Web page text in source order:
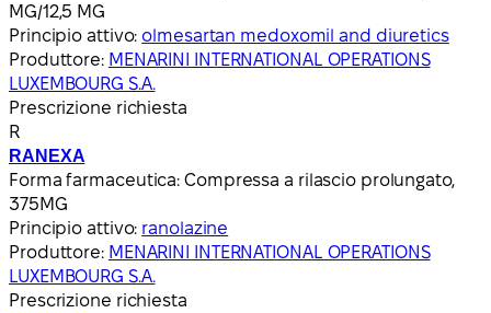
MG/12,5 MG
Principio attivo: olmesartan medoxomil and diuretics
Produttore: MENARINI INTERNATIONAL OPERATIONS
LUXEMBOURG S.A.
Prescrizione richiesta
R
RANEXA
Forma farmaceutica: Compressa a rilascio prolungato,
375MG
Principio attivo: ranolazine
Produttore: MENARINI INTERNATIONAL OPERATIONS
LUXEMBOURG S.A.
Prescrizione richiesta